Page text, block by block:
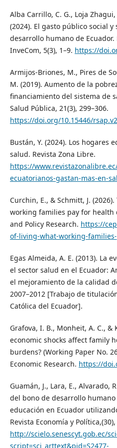
Alba Carrillo, C. G., Loja Zhagui,
(2024). El gasto público social
desarrollo humano de Ecuador.
InveCom, 5(3), 1–9. https://
Armijos-Briones, M., Pires de
M. (2019). Aumento de la
financiamiento del sistema de
Salud Pública, 21(3), 299–306.
https://doi.org/10.15446/
Bustán, Y. (2024). Los hogares
salud. Revista Zona Libre.
https://
ecuatorianos-gastan-mas-en-
Curchin, E., & Schmitt, J.
working families pay for health
and Policy Research. https://
of-living-what-working-
Egas Almeida, A. E. (2013). La
el sector salud en el Ecuador:
el mejoramiento de la calidad
2007–2012 [Trabajo de
Católica del Ecuador].
Grafova, I. B., Monheit, A. C., &
economic shocks affect family
burdens? (Working Paper No.
Economic Research. https://
Guamán, J., Lara, E., Alvarado,
del bono de desarrollo
educación en Ecuador
Revista Economía y Política,(30),
http://scielo.senescyt.gob.ec/
script=sci_arttext&pid=S2477-